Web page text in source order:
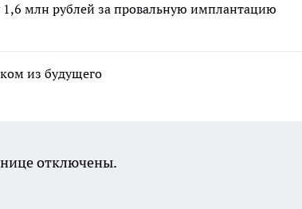
млн рублей за провальную имплантацию
из будущего
отключены.